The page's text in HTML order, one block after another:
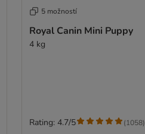
5 možností
Royal Canin Mini Puppy
4 kg
Rating: 4.7/5 (1058)